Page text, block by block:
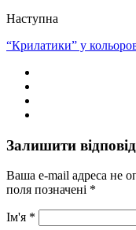
Наступна
“Крилатики” у
Залишити
Ваша e-mail адреса не
поля позначені *
Ім'я *